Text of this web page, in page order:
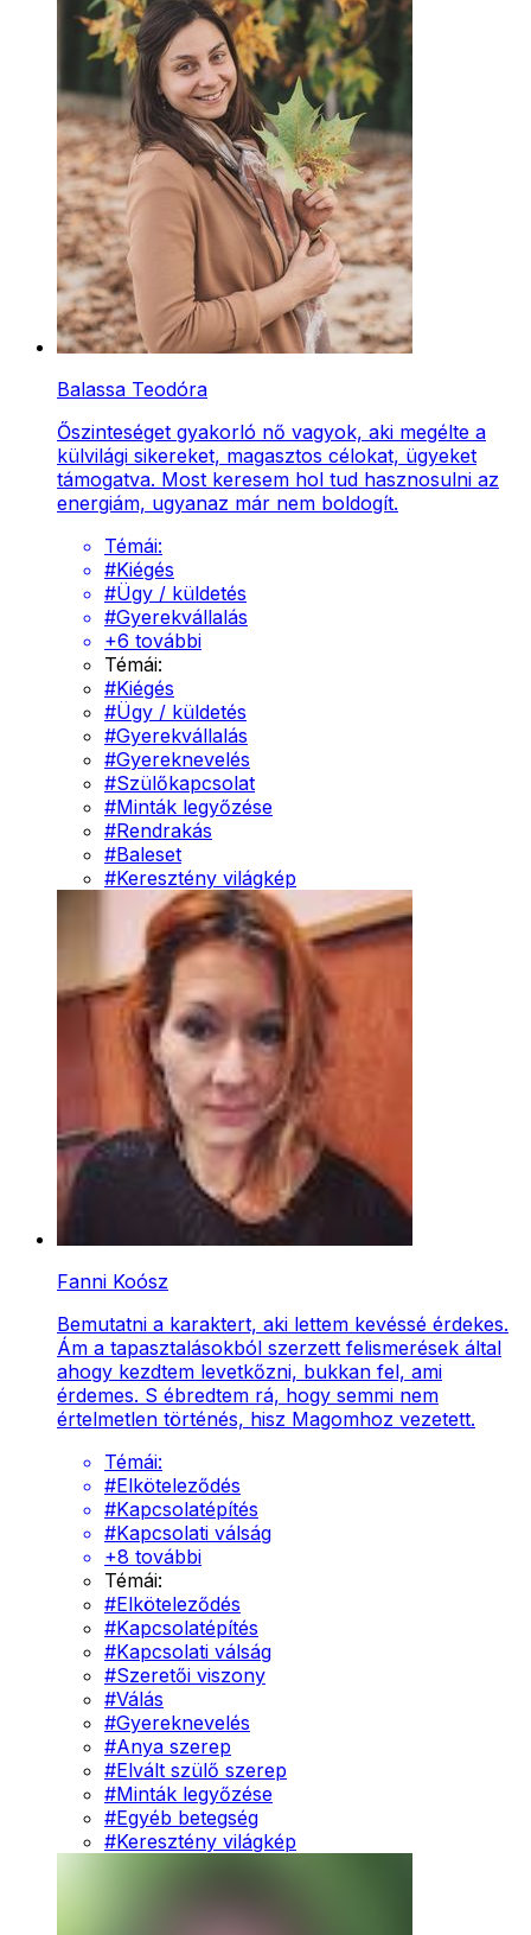
Balassa Teodóra
Őszinteséget gyakorló nő vagyok, aki megélte a
külvilági sikereket, magasztos célokat, ügyeket
támogatva. Most keresem hol tud hasznosulni az
energiám, ugyanaz már nem boldogít.
Témái:
#Kiégés
#Ügy / küldetés
#Gyerekvállalás
+6 további
Témái:
#Kiégés
#Ügy / küldetés
#Gyerekvállalás
#Gyereknevelés
#Szülőkapcsolat
#Minták legyőzése
#Rendrakás
#Baleset
#Keresztény világkép
Fanni Koósz
Bemutatni a karaktert, aki lettem kevéssé érdekes.
Ám a tapasztalásokból szerzett felismerések által
ahogy kezdtem levetkőzni, bukkan fel, ami
érdemes. S ébredtem rá, hogy semmi nem
értelmetlen történés, hisz Magomhoz vezetett.
Témái:
#Elköteleződés
#Kapcsolatépítés
#Kapcsolati válság
+8 további
Témái:
#Elköteleződés
#Kapcsolatépítés
#Kapcsolati válság
#Szeretői viszony
#Válás
#Gyereknevelés
#Anya szerep
#Elvált szülő szerep
#Minták legyőzése
#Egyéb betegség
#Keresztény világkép